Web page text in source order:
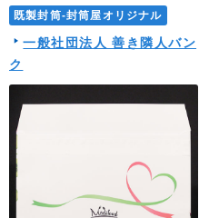
既製封筒-封筒屋オリジナル
一般社団法人 善き隣人バン
ク